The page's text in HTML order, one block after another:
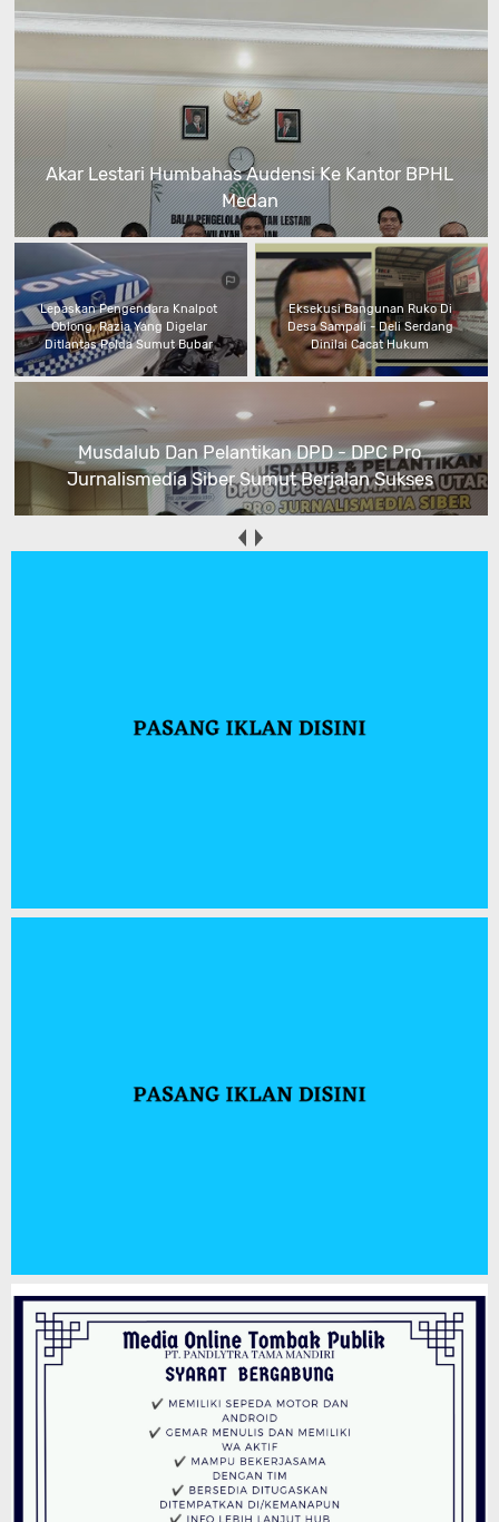
Akar Lestari Humbahas Audensi Ke Kantor BPHL
Medan
Lepaskan Pengendara Knalpot
Oblong, Razia Yang Digelar
Ditlantas Polda Sumut Bubar
Eksekusi Bangunan Ruko Di
Desa Sampali - Deli Serdang
Dinilai Cacat Hukum
Musdalub Dan Pelantikan DPD - DPC Pro
Jurnalismedia Siber Sumut Berjalan Sukses